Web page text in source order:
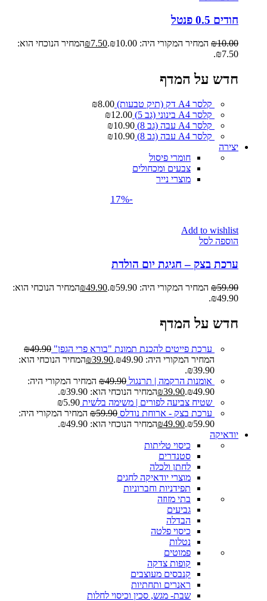
חודים 0.5 פנטל
₪10.00 המחיר המקורי היה: ₪10.00. ₪7.50
המחיר הנוכחי הוא:
₪7.50.
חדש על המדף
קלסר A4 דק (תיק טבעות) ₪8.00
קלסר A4 בינוני (גב 5)
₪12.00
קלסר A4 עבה (גב 8)
₪10.90
קלסר A4 עבה (גב 8)
₪10.90
יצירה
חומרי פיסול
צבעים ומכחולים
מוצרי נייר
-17%
Add to wishlist
הוספה לסל
ערכת בצק – חגיגת יום הולדת
₪59.90 המחיר המקורי היה: ₪59.90. ₪49.90
המחיר הנוכחי הוא:
₪49.90.
חדש על המדף
ערכת פייטים להכנת תמונת "בורא פרי הגפן" ₪49.90
המחיר המקורי היה: ₪49.90.
₪39.90
המחיר הנוכחי הוא:
₪39.90.
אומנות הרקמה | תרנגול
₪49.90
המחיר המקורי היה:
₪49.90.
₪39.90
המחיר הנוכחי הוא: ₪39.90.
שטיח צביעה לפורים | משימה בלשית
₪5.90
ערכת בצק - ארוחת נודלס
₪59.90
המחיר המקורי היה:
₪59.90.
₪49.90
המחיר הנוכחי הוא: ₪49.90.
יודאיקה
כיסוי טליתות
סטנדרים
לחתן ולכלה
מוצרי יודאיקה לחגים
תפידניות וחברוניות
בתי מזוזה
גביעים
הבדלה
כיסוי פלטה
נטלות
פמוטים
קופות צדקה
קנבסים מעוצבים
ראנרים ותחתיות
שבת- מגש, סכין וכיסוי לחלות